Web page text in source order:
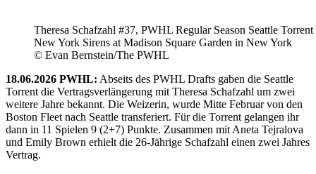
Theresa Schafzahl #37, PWHL Regular Season Seattle Torrent
New York Sirens at Madison Square Garden in New York
© Evan Bernstein/The PWHL
18.06.2026 PWHL: Abseits des PWHL Drafts gaben die Seattle
Torrent die Vertragsverlängerung mit Theresa Schafzahl um zwei
weitere Jahre bekannt. Die Weizerin, wurde Mitte Februar von den
Boston Fleet nach Seattle transferiert. Für die Torrent gelangen ihr
dann in 11 Spielen 9 (2+7) Punkte. Zusammen mit Aneta Tejralova
und Emily Brown erhielt die 26-Jährige Schafzahl einen zwei Jahres
Vertrag.